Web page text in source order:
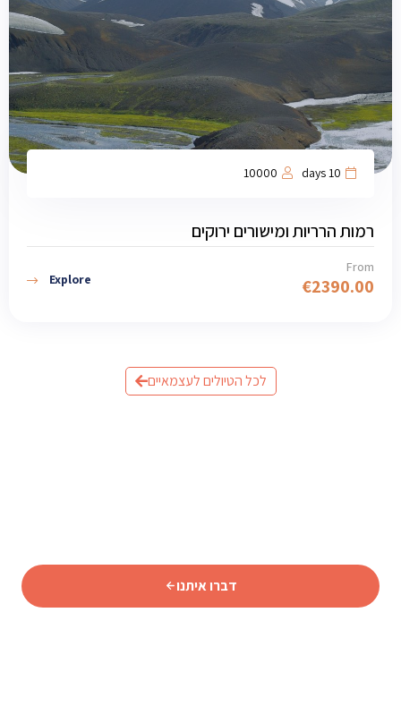
10 days
10000
רמות הרריות ומישורים ירוקים
From
€2390.00
Explore
לכל הטיולים לעצמאיים
דברו איתנו